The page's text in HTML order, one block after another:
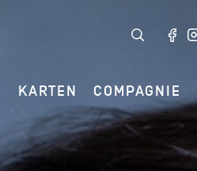
KARTEN COMPAGNIE